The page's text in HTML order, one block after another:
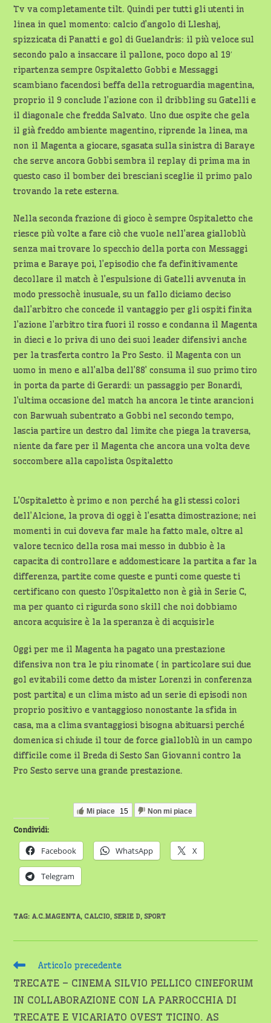
Tv va completamente tilt. Quindi per tutti gli utenti in
linea in quel momento: calcio d’angolo di Lleshaj,
spizzicata di Panatti e gol di Guelandris: il più veloce sul
secondo palo a insaccare il pallone, poco dopo al 19′
ripartenza sempre Ospitaletto Gobbi e Messaggi
scambiano facendosi beffa della retroguardia magentina,
proprio il 9 conclude l’azione con il dribbling su Gatelli e
il diagonale che fredda Salvato. Uno due ospite che gela
il già freddo ambiente magentino, riprende la linea, ma
non il Magenta a giocare, sgasata sulla sinistra di Baraye
che serve ancora Gobbi sembra il replay di prima ma in
questo caso il bomber dei bresciani sceglie il primo palo
trovando la rete esterna.
Nella seconda frazione di gioco è sempre Ospitaletto che
riesce più volte a fare ciò che vuole nell’area gialloblù
senza mai trovare lo specchio della porta con Messaggi
prima e Baraye poi, l’episodio che fa definitivamente
decollare il match è l’espulsione di Gatelli avvenuta in
modo pressochè inusuale, su un fallo diciamo deciso
dall’arbitro che concede il vantaggio per gli ospiti finita
l’azione l’arbitro tira fuori il rosso e condanna il Magenta
in dieci e lo priva di uno dei suoi leader difensivi anche
per la trasferta contro la Pro Sesto. il Magenta con un
uomo in meno e all’alba dell’88’ consuma il suo primo tiro
in porta da parte di Gerardi: un passaggio per Bonardi,
l’ultima occasione del match ha ancora le tinte arancioni
con Barwuah subentrato a Gobbi nel secondo tempo,
lascia partire un destro dal limite che piega la traversa,
niente da fare per il Magenta che ancora una volta deve
soccombere alla capolista Ospitaletto
L’Ospitaletto è primo e non perché ha gli stessi colori
dell’Alcione, la prova di oggi è l’esatta dimostrazione; nei
momenti in cui doveva far male ha fatto male, oltre al
valore tecnico della rosa mai messo in dubbio è la
capacita di controllare e addomesticare la partita a far la
differenza, partite come queste e punti come queste ti
certificano con questo l’Ospitaletto non è già in Serie C,
ma per quanto ci rigurda sono skill che noi dobbiamo
ancora acquisire è la la speranza è di acquisirle
Oggi per me il Magenta ha pagato una prestazione
difensiva non tra le piu rinomate ( in particolare sui due
gol evitabili come detto da mister Lorenzi in conferenza
post partita) e un clima misto ad un serie di episodi non
proprio positivo e vantaggioso nonostante la sfida in
casa, ma a clima svantaggiosi bisogna abituarsi perché
domenica si chiude il tour de force gialloblù in un campo
difficile come il Breda di Sesto San Giovanni contro la
Pro Sesto serve una grande prestazione.
Mi piace 15 Non mi piace
Condividi:
Facebook WhatsApp X
Telegram
TAG: A.C.MAGENTA, CALCIO, SERIE D, SPORT
Leggi
articoli
Articolo precedente
TRECATE – CINEMA SILVIO PELLICO CINEFORUM
IN COLLABORAZIONE CON LA PARROCCHIA DI
TRECATE E VICARIATO OVEST TICINO. AS